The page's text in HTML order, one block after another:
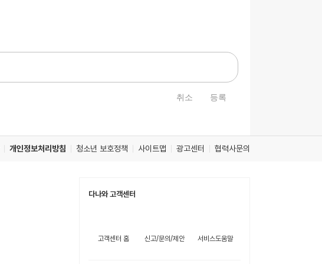
취소 등록
개인정보처리방침 청소년 보호정책 사이트맵 광고센터 협력사문의
다나와 고객센터
고객센터 홈 신고/문의/제안 서비스도움말